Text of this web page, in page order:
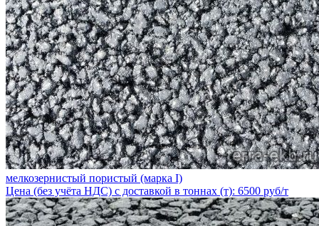
мелкозернистый пористый (марка I)
Цена (без учёта НДС) с доставкой в тоннах (т): 6500 руб/т